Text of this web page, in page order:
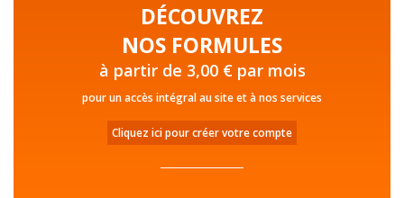
DÉCOUVREZ
NOS FORMULES
à partir de 3,00 € par mois
pour un accès intégral au site et à nos services
Cliquez ici pour créer votre compte